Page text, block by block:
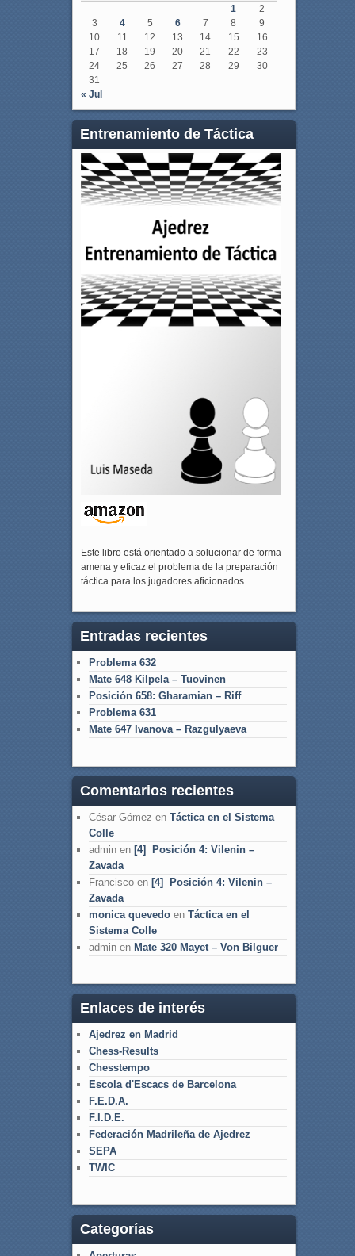
1
2
3
4 5 6 7 8
9
10
11 12 13 14 15
16
17
18 19 20 21 22
23
24
25 26 27 28 29
30
31
« Jul
Entrenamiento de Táctica
Este libro está orientado a solucionar de forma
amena y eficaz el problema de la preparación
táctica para los jugadores aficionados
Entradas recientes
Problema 632
Mate 648 Kilpela – Tuovinen
Posición 658: Gharamian – Riff
Problema 631
Mate 647 Ivanova – Razgulyaeva
Comentarios recientes
César Gómez en Táctica en el Sistema
Colle
adminen [4] Posición 4: Vilenin –
Zavada
Franciscoen [4] Posición 4: Vilenin –
Zavada
monica quevedoen Táctica en el
Sistema Colle
adminen Mate 320 Mayet – Von Bilguer
Enlaces de interés
Ajedrez en Madrid
Chess-Results
Chesstempo
Escola d'Escacs de Barcelona
F.E.D.A.
F.I.D.E.
Federación Madrileña de Ajedrez
SEPA
TWIC
Categorías